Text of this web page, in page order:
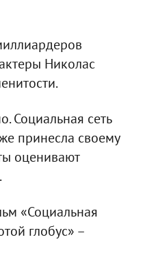
Николас
Социальная сеть
принесла своему
оценивают
«Социальная
глобус» –